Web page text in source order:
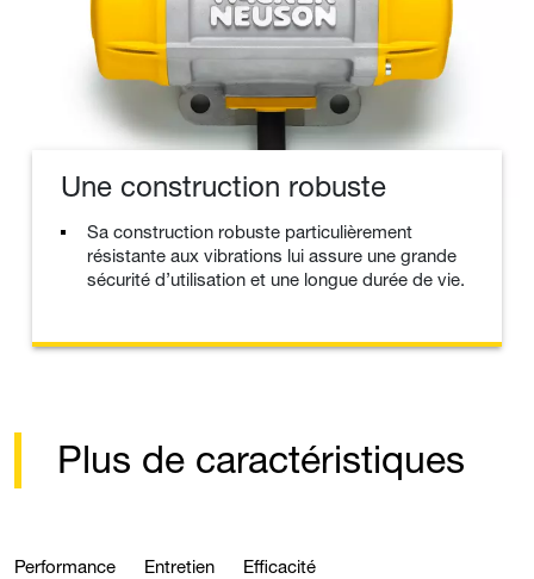
Une construction robuste
Sa construction robuste particulièrement
résistante aux vibrations lui assure une grande
sécurité d’utilisation et une longue durée de vie.
Plus de caractéristiques
Performance Entretien Efficacité